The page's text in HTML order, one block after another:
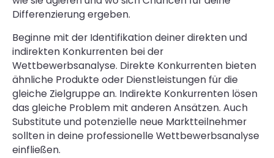
Differenzierung ergeben.
Beginne mit der Identifikation deiner direkten und
indirekten Konkurrenten bei der
Wettbewerbsanalyse. Direkte Konkurrenten bieten
ähnliche Produkte oder Dienstleistungen für die
gleiche Zielgruppe an. Indirekte Konkurrenten lösen
das gleiche Problem mit anderen Ansätzen. Auch
Substitute und potenzielle neue Marktteilnehmer
sollten in deine professionelle Wettbewerbsanalyse
einfließen.